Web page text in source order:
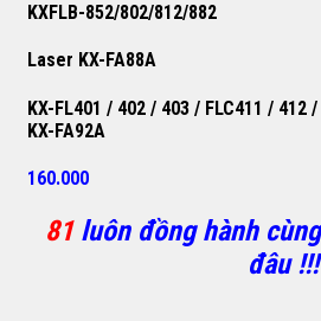
KXFLB-852/802/812/882
Laser KX-FA88A
KX-FL401 / 402 / 403 / FLC411 / 412
KX-FA92A
160.000
81luôn đồng hành
đâu !!!